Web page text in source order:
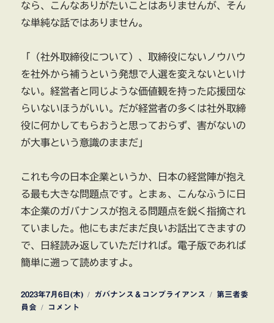
なら、こんなありがたいことはありませんが、そん
な単純な話ではありません。
「（社外取締役について）、取締役にないノウハウ
を社外から補うという発想で人選を変えないといけ
ない。経営者と同じような価値観を持った応援団な
らいないほうがいい。だが経営者の多くは社外取締
役に何かしてもらおうと思っておらず、害がないの
が大事という意識のままだ」
これも今の日本企業というか、日本の経営陣が抱え
る最も大きな問題点です。とまぁ、こんなふうに日
本企業のガバナンスが抱える問題点を鋭く指摘され
ていました。他にもまだまだ良いお話出てきますの
で、日経読み返していただければ。電子版であれば
簡単に遡って読めますよ。
投
稿
2023年7月6日(木)
カ
ガバナンス＆コンプライアンス
タ
第三者委
員会
第
コメント